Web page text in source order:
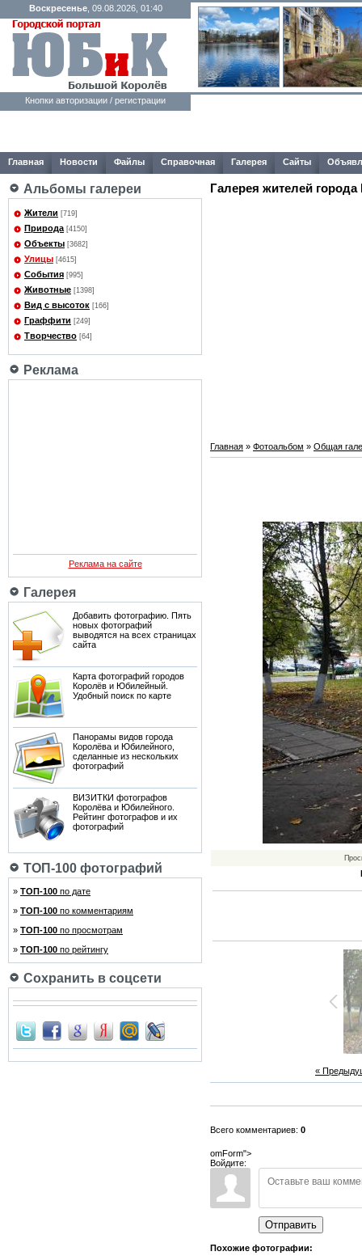
Воскресенье, 09.08.2026, 01:40
Кнопки авторизации / регистрации
Главная Новости Файлы Справочная Галерея Сайты
Альбомы галереи
Жители [719]
Природа [4150]
Объекты [3682]
Улицы [4615]
События [995]
Животные [1398]
Вид с высоток [166]
Граффити [249]
Творчество [64]
Реклама
Реклама на сайте
Галерея
Добавить фотографию. Пять
новых фотографий
выводятся на всех страницах
сайта
Карта фотографий городов
Королёв и Юбилейный.
Удобный поиск по карте
Панорамы видов города
Королёва и Юбилейного,
сделанные из нескольких
фотографий
ВИЗИТКИ фотографов
Королёва и Юбилейного.
Рейтинг фотографов и их
фотографий
ТОП-100 фотографий
» ТОП-100 по дате
» ТОП-100 по комментариям
» ТОП-100 по просмотрам
» ТОП-100 по рейтингу
Сохранить в соцсети
Галерея жителей города
Главная » Фотоальбом » Общая
«
Всего комментариев: 0
omForm">
Войдите:
Отправить
Похожие фотографии: